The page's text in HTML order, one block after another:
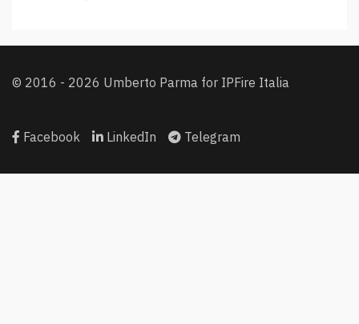
© 2016 - 2026 Umberto Parma for IPFire Italia
Facebook LinkedIn Telegram